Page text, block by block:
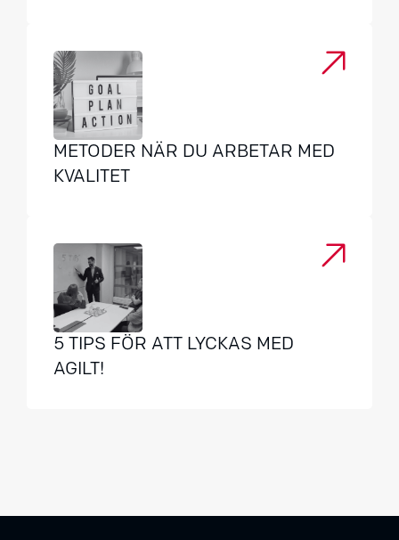
METODER NÄR DU ARBETAR MED
KVALITET
5 TIPS FÖR ATT LYCKAS MED
AGILT!